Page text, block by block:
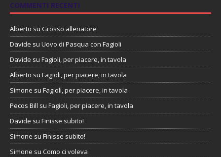
COMMENTI RECENTI
Alberto su Grosso allenatore
Davide su Uovo di Pasqua con Fagioli
Davide su Fagioli, per piacere, in tavola
Alberto su Fagioli, per piacere, in tavola
Simone su Fagioli, per piacere, in tavola
Pecos Bill su Fagioli, per piacere, in tavola
Davide su Finisse subito!
Simone su Finisse subito!
Simone su Como ci voleva